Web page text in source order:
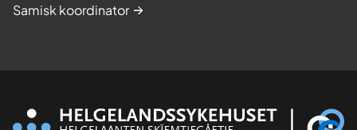
Samisk koordinator